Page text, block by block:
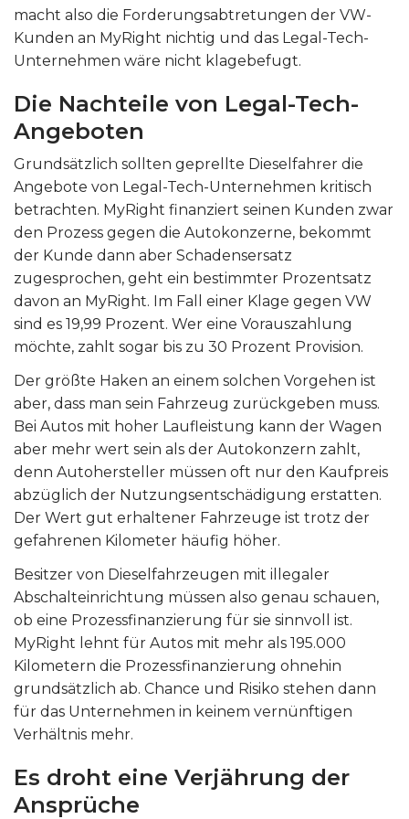
macht also die Forderungsabtretungen der VW-
Kunden an MyRight nichtig und das Legal-Tech-
Unternehmen wäre nicht klagebefugt.
Die Nachteile von Legal-Tech-
Angeboten
Grundsätzlich sollten geprellte Dieselfahrer die
Angebote von Legal-Tech-Unternehmen kritisch
betrachten. MyRight finanziert seinen Kunden zwar
den Prozess gegen die Autokonzerne, bekommt
der Kunde dann aber Schadensersatz
zugesprochen, geht ein bestimmter Prozentsatz
davon an MyRight. Im Fall einer Klage gegen VW
sind es 19,99 Prozent. Wer eine Vorauszahlung
möchte, zahlt sogar bis zu 30 Prozent Provision.
Der größte Haken an einem solchen Vorgehen ist
aber, dass man sein Fahrzeug zurückgeben muss.
Bei Autos mit hoher Laufleistung kann der Wagen
aber mehr wert sein als der Autokonzern zahlt,
denn Autohersteller müssen oft nur den Kaufpreis
abzüglich der Nutzungsentschädigung erstatten.
Der Wert gut erhaltener Fahrzeuge ist trotz der
gefahrenen Kilometer häufig höher.
Besitzer von Dieselfahrzeugen mit illegaler
Abschalteinrichtung müssen also genau schauen,
ob eine Prozessfinanzierung für sie sinnvoll ist.
MyRight lehnt für Autos mit mehr als 195.000
Kilometern die Prozessfinanzierung ohnehin
grundsätzlich ab. Chance und Risiko stehen dann
für das Unternehmen in keinem vernünftigen
Verhältnis mehr.
Es droht eine Verjährung der
Ansprüche